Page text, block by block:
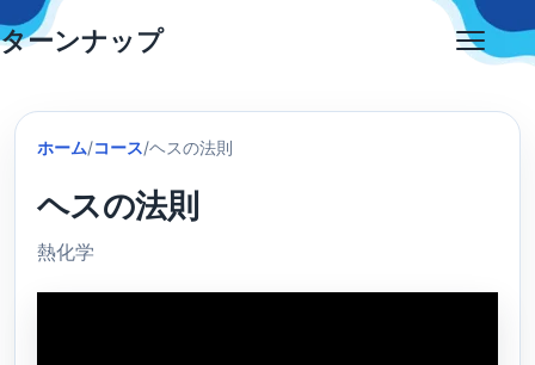
Skip
to
ターンナップ
ホーム/コース/ヘスの法則
ヘスの法則
熱化学